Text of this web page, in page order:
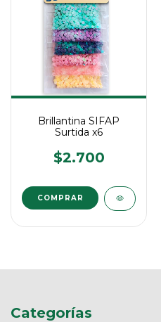
Brillantina SIFAP
Surtida x6
$2.700
COMPRAR
Categorías